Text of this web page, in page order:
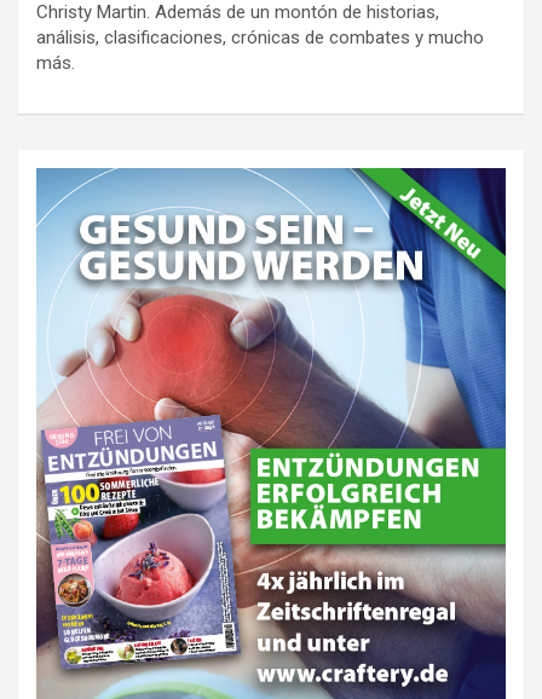
Christy Martin. Además de un montón de historias,
análisis, clasificaciones, crónicas de combates y mucho
más.